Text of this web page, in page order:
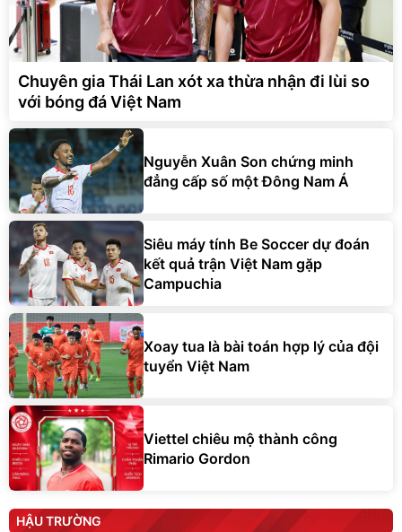
Chuyên gia Thái Lan xót xa thừa nhận đi lùi so
với bóng đá Việt Nam
Nguyễn Xuân Son chứng minh
đẳng cấp số một Đông Nam Á
Siêu máy tính Be Soccer dự đoán
kết quả trận Việt Nam gặp
Campuchia
Xoay tua là bài toán hợp lý của đội
tuyển Việt Nam
Viettel chiêu mộ thành công
Rimario Gordon
HẬU TRƯỜNG